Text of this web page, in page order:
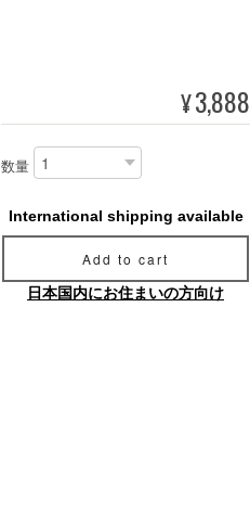
¥3,888
数量
International shipping available
Add to cart
日本国内にお住まいの方向け